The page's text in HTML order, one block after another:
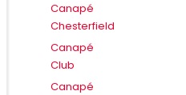
Canapé
Chesterfield
Canapé
Club
Canapé